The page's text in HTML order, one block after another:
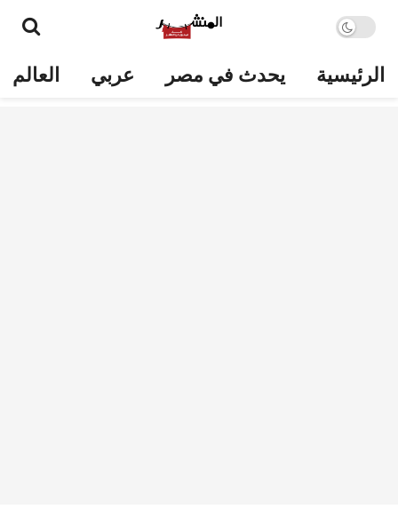
الرئيسية يحدث في مصر عربي العالم